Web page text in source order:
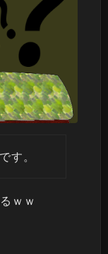
す。
ｗｗ